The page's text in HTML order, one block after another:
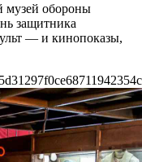
музей обороны
защитника
— и кинопоказы,